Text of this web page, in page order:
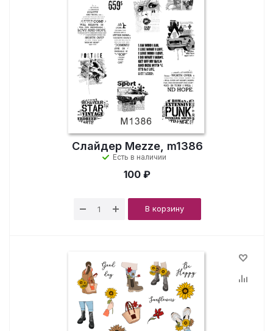
Слайдер Mezze, m1386
Есть в наличии
100 ₽
В корзину